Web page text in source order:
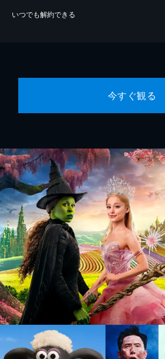
いつでも解約できる
今すぐ観る